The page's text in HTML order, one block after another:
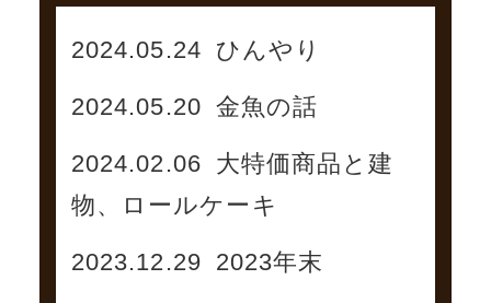
2024.05.24 ひんやり
2024.05.20 金魚の話
2024.02.06 大特価商品と建
物、ロールケーキ
2023.12.29 2023年末